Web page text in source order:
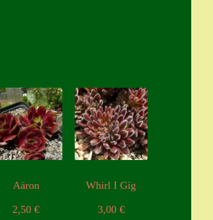
Aäron
2,50€
Whirl I Gig
3,00 €